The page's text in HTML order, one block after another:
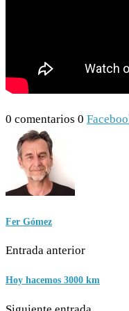
0 comentarios 0
Fer Gómez
Entrada anterior
Hoy hacemos 3000 km